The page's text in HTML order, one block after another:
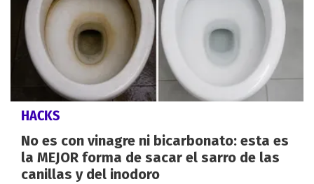
HACKS
No es con vinagre ni bicarbonato: esta es
la MEJOR forma de sacar el sarro de las
canillas y del inodoro